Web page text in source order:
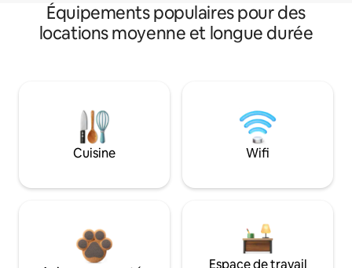
Équipements populaires pour des
locations moyenne et longue durée
Cuisine Wifi
Espace de travail